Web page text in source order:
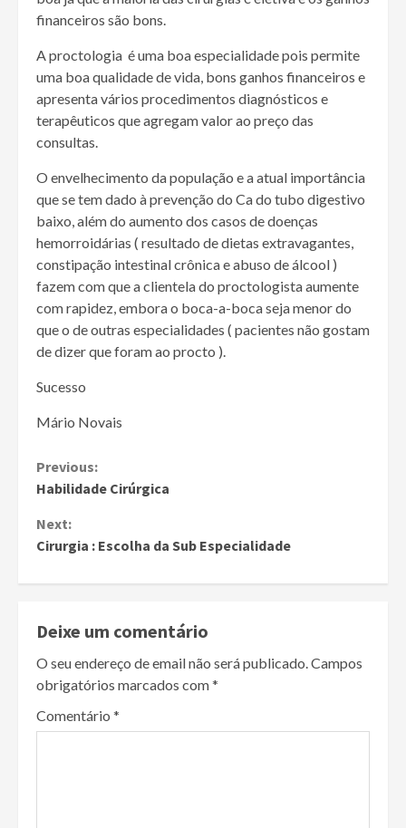
financeiros são bons.
A proctologia é uma boa especialidade pois permite
uma boa qualidade de vida, bons ganhos financeiros e
apresenta vários procedimentos diagnósticos e
terapêuticos que agregam valor ao preço das
consultas.
O envelhecimento da população e a atual importância
que se tem dado à prevenção do Ca do tubo digestivo
baixo, além do aumento dos casos de doenças
hemorroidárias ( resultado de dietas extravagantes,
constipação intestinal crônica e abuso de álcool )
fazem com que a clientela do proctologista aumente
com rapidez, embora o boca-a-boca seja menor do
que o de outras especialidades ( pacientes não gostam
de dizer que foram ao procto ).
Sucesso
Mário Novais
Continue
Previous:
Habilidade Cirúrgica
Next:
Cirurgia : Escolha da Sub Especialidade
Deixe um comentário
O seu endereço de email não será publicado.Campos
obrigatórios marcados com*
Comentário *